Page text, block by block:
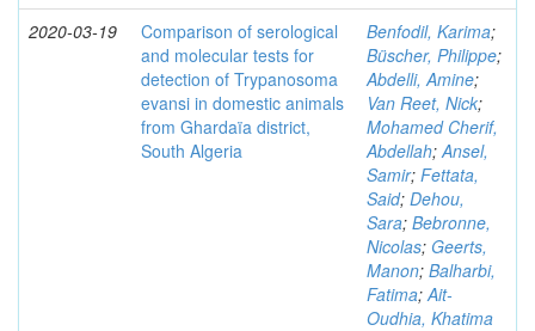
2020-03-19
Comparison of serological
and molecular tests for
detection of Trypanosoma
evansi in domestic animals
from Ghardaïa district,
South Algeria
Benfodil, Karima;
Büscher, Philippe;
Abdelli, Amine;
Van Reet, Nick;
Mohamed Cherif,
Abdellah;Ansel,
Samir; Fettata,
Said; Dehou,
Sara; Bebronne,
Nicolas; Geerts,
Manon; Balharbi,
Fatima;Ait-
Oudhia, Khatima